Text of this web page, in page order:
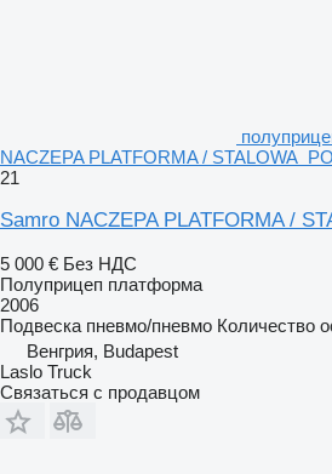
NACZEPA PLATFORMA / STALOWA
21
Samro NACZEPA PLATFORMA /
5 000 € Без НДС
Полуприцеп платформа
2006
Подвеска пневмо/пневмо Количество
Венгрия, Budapest
Laslo Truck
Связаться с продавцом